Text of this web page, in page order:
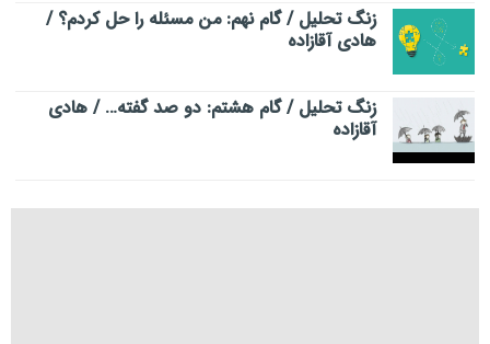
زنگ تحلیل / گام نهم: من مسئله را حل کردم؟ /
هادی آقازاده
زنگ تحلیل / گام هشتم: دو صد گفته… / هادی
آقازاده